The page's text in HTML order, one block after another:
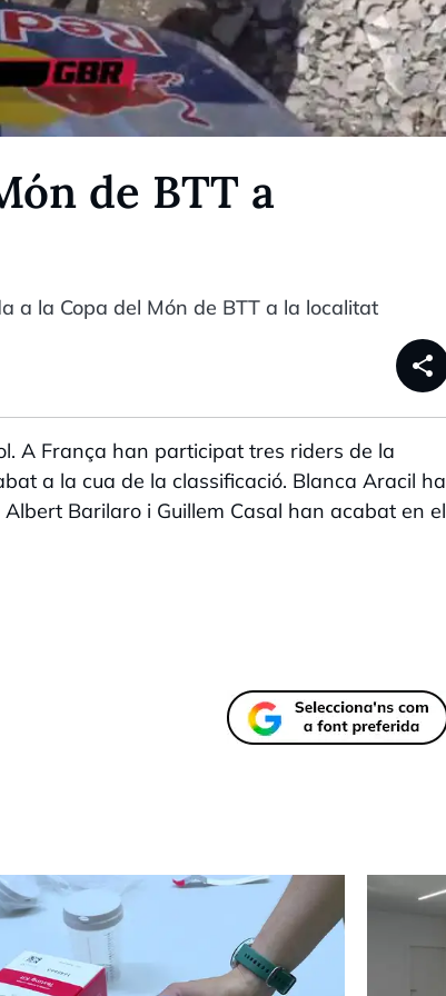
de BTT a
a la Copa del Món de BTT a la localitat
share
A França han participat tres riders de la
a la cua de la classificació. Blanca Aracil ha
Barilaro i Guillem Casal han acabat en el